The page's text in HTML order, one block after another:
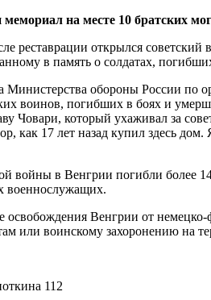
на месте 10 братских
реставрации открылся
в память о солдатах,
Министерства обороны России
воинов, погибших в боях и
Човари, который ухаживал за
как 17 лет назад купил здесь
войны в Венгрии погибли более
военнослужащих.
освобождения Венгрии от
или воинскому захоронению на
112